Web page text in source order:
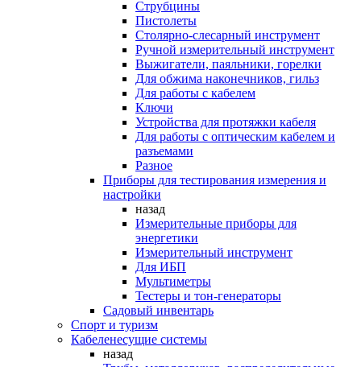
Струбцины
Пистолеты
Столярно-слесарный инструмент
Ручной измерительный инструмент
Выжигатели, паяльники, горелки
Для обжима наконечников, гильз
Для работы с кабелем
Ключи
Устройства для протяжки кабеля
Для работы с оптическим кабелем и
разъемами
Разное
Приборы для тестирования измерения и
настройки
назад
Измерительные приборы для
энергетики
Измерительный инструмент
Для ИБП
Мультиметры
Тестеры и тон-генераторы
Садовый инвентарь
Спорт и туризм
Кабеленесущие системы
назад